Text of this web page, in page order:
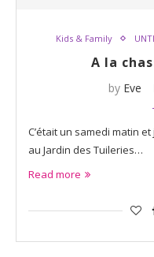
Kids & Family
A la
by Eve
C’était un samedi matin
au Jardin des Tuileries…
Read more